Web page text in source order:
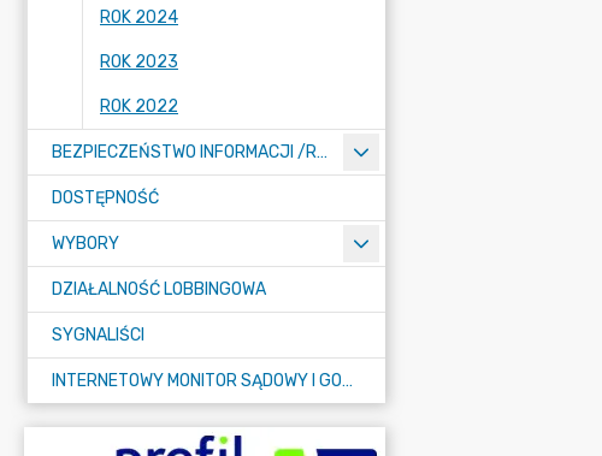
ROK 2024
ROK 2023
ROK 2022
BEZPIECZEŃSTWO INFORMACJI /RODO/
DOSTĘPNOŚĆ
WYBORY
DZIAŁALNOŚĆ LOBBINGOWA
SYGNALIŚCI
INTERNETOWY MONITOR SĄDOWY I GOSPODARCZY